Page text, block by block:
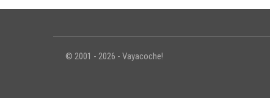
© 2001 - 2026 - Vayacoche!